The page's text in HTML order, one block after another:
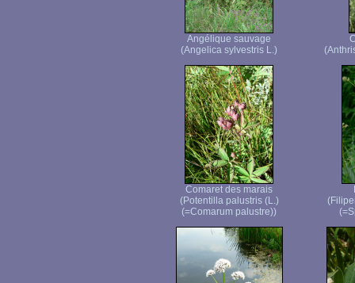
Angélique sauvage
(Angelica sylvestris L.)
Comaret des marais
(Potentilla palustris (L.)
(=Comarum palustre))